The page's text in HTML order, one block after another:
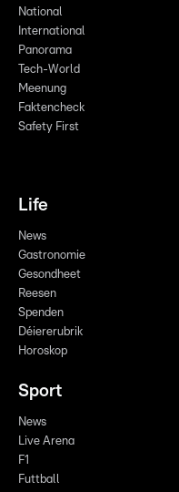
National
International
Panorama
Tech-World
Meenung
Faktencheck
Safety First
Life
News
Gastronomie
Gesondheet
Reesen
Spenden
Déiererubrik
Horoskop
Sport
News
Live Arena
F1
Futtball